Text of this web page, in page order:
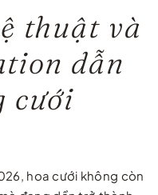
thuật và
dẫn
cưới
hoa cưới không còn